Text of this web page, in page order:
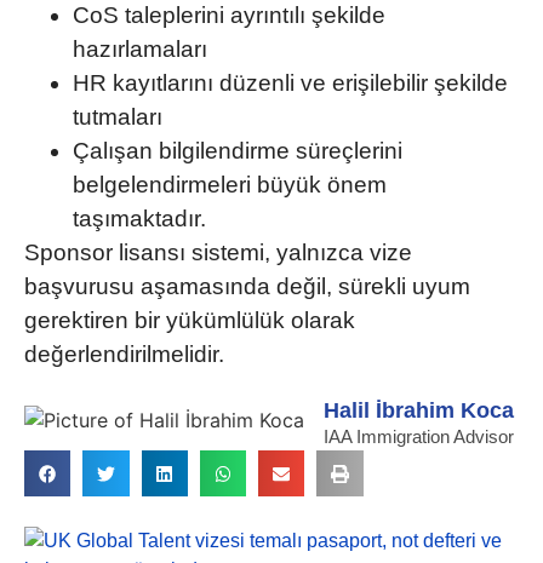
CoS taleplerini ayrıntılı şekilde
hazırlamaları
HR kayıtlarını düzenli ve erişilebilir şekilde
tutmaları
Çalışan bilgilendirme süreçlerini
belgelendirmeleri büyük önem
taşımaktadır.
Sponsor lisansı sistemi, yalnızca vize
başvurusu aşamasında değil, sürekli uyum
gerektiren bir yükümlülük olarak
değerlendirilmelidir.
Halil İbrahim Koca
IAA Immigration Advisor